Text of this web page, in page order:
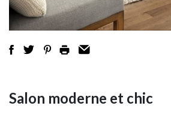
Salon moderne et chic